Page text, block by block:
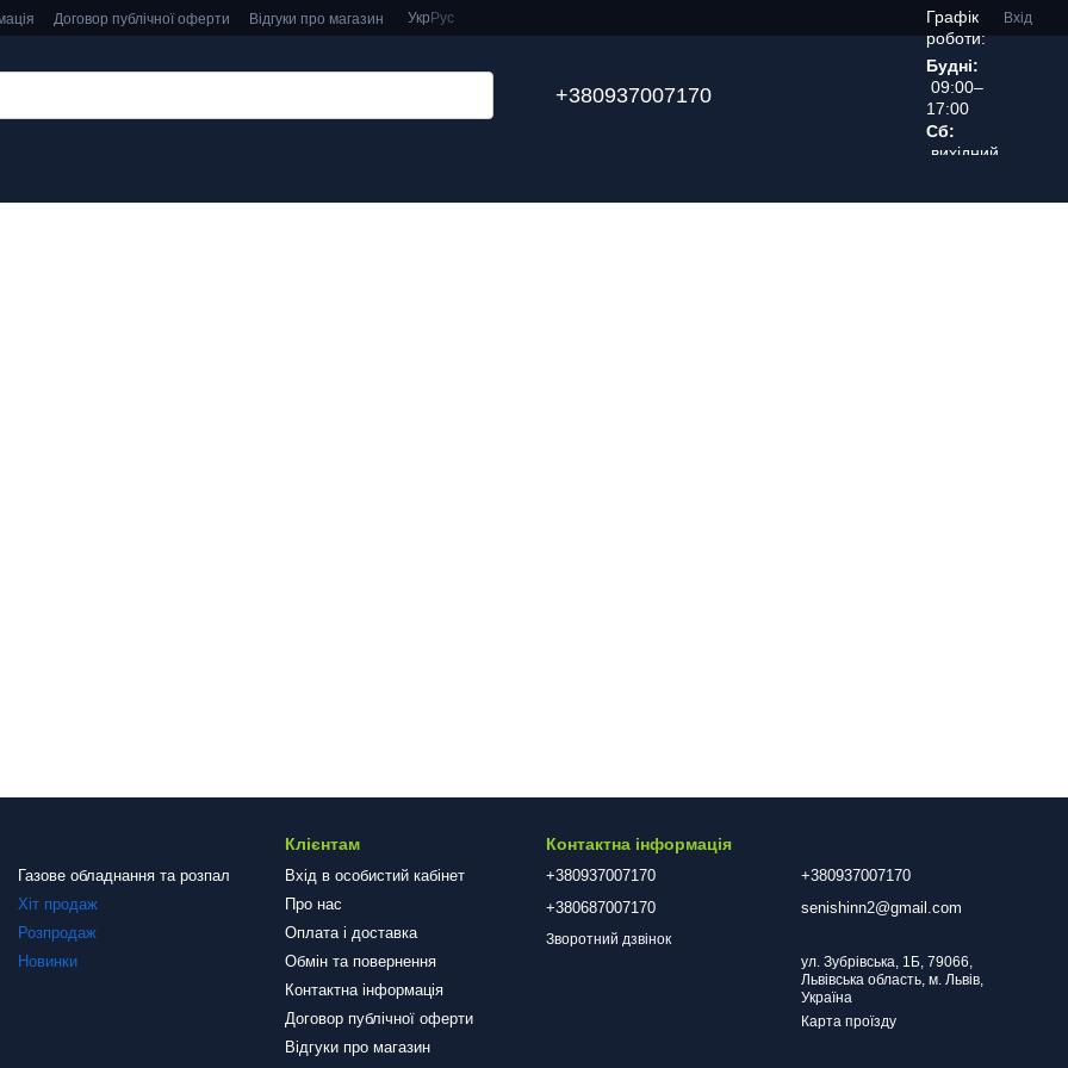
Договор публічної оферти Відгуки про магазин Укр Рус Вхід
+380937007170
Графік
роботи:
Будні:
09:00–
17:00
Сб:
вихідний
Газове обладнання та розпал
Хіт продаж
Розпродаж
Новинки
Клієнтам
Вхід в особистий кабінет
Про нас
Оплата і доставка
Обмін та повернення
Контактна інформація
Договор публічної оферти
Відгуки про магазин
Контактна інформація
+380937007170
+380687007170
Зворотний дзвінок
+380937007170
senishinn2@gmail.com
ул. Зубрівська, 1Б, 79066,
Львівська область, м. Львів,
Україна
Карта проїзду